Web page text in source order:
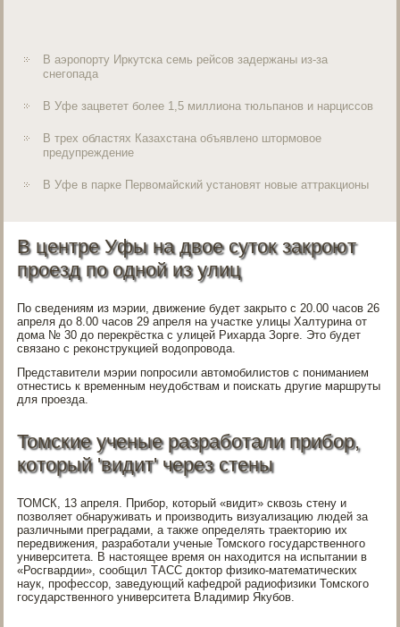
В аэропорту Иркутска семь рейсов задержаны из-за
снегопада
В Уфе зацветет более 1,5 миллиона тюльпанов и нарциссов
В трех областях Казахстана объявлено штормовое
предупреждение
В Уфе в парке Первомайский установят новые аттракционы
В центре Уфы на двое суток закроют
проезд по одной из улиц
По сведениям из мэрии, движение будет закрыто с 20.00 часов 26
апреля до 8.00 часов 29 апреля на участке улицы Халтурина от
дома № 30 до перекрёстка с улицей Рихарда Зорге. Это будет
связано с реконструкцией водопровода.
Представители мэрии попросили автомобилистов с пониманием
отнестись к временным неудобствам и поискать другие маршруты
для проезда.
Томские ученые разработали прибор,
который 'видит' через стены
ТОМСК, 13 апреля. Прибор, который «видит» сквозь стену и
позволяет обнаруживать и производить визуализацию людей за
различными преградами, а также определять траекторию их
передвижения, разработали ученые Томского государственного
университета. В настоящее время он находится на испытании в
«Росгвардии», сообщил ТАСС доктор физико-математических
наук, профессор, заведующий кафедрой радиофизики Томского
государственного университета Владимир Якубов.